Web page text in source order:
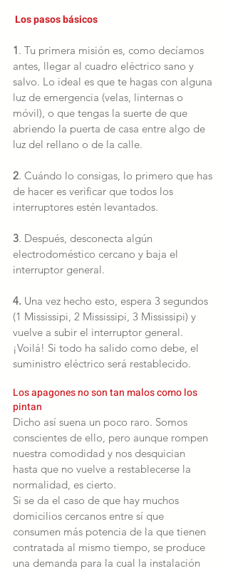
Los pasos básicos
1. Tu primera misión es, como decíamos
antes, llegar al cuadro eléctrico sano y
salvo. Lo ideal es que te hagas con alguna
luz de emergencia (velas, linternas o
móvil), o que tengas la suerte de que
abriendo la puerta de casa entre algo de
luz del rellano o de la calle.
2. Cuándo lo consigas, lo primero que has
de hacer es verificar que todos los
interruptores estén levantados.
3. Después, desconecta algún
electrodoméstico cercano y baja el
interruptor general.
4. Una vez hecho esto, espera 3 segundos
(1 Mississipi, 2 Mississipi, 3 Mississipi) y
vuelve a subir el interruptor general.
¡Voilá! Si todo ha salido como debe, el
suministro eléctrico será restablecido.
Los apagones no son tan malos como los
pintan
Dicho así suena un poco raro. Somos
conscientes de ello, pero aunque rompen
nuestra comodidad y nos desquician
hasta que no vuelve a restablecerse la
normalidad, es cierto.
Si se da el caso de que hay muchos
domicilios cercanos entre sí que
consumen más potencia de la que tienen
contratada al mismo tiempo, se produce
una demanda para la cual la instalación